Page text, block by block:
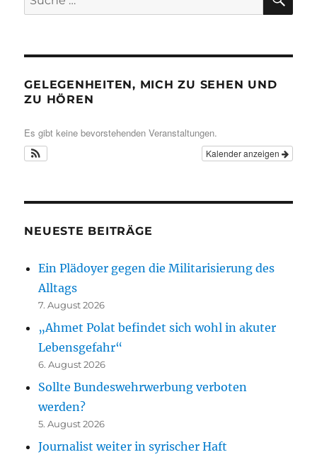
nach:
GELEGENHEITEN, MICH ZU SEHEN UND
ZU HÖREN
Es gibt keine bevorstehenden Veranstaltungen.
Kalender anzeigen
NEUESTE BEITRÄGE
Ein Plädoyer gegen die Militarisierung des
Alltags
7. August 2026
„Ahmet Polat befindet sich wohl in akuter
Lebensgefahr“
6. August 2026
Sollte Bundeswehrwerbung verboten
werden?
5. August 2026
Journalist weiter in syrischer Haft